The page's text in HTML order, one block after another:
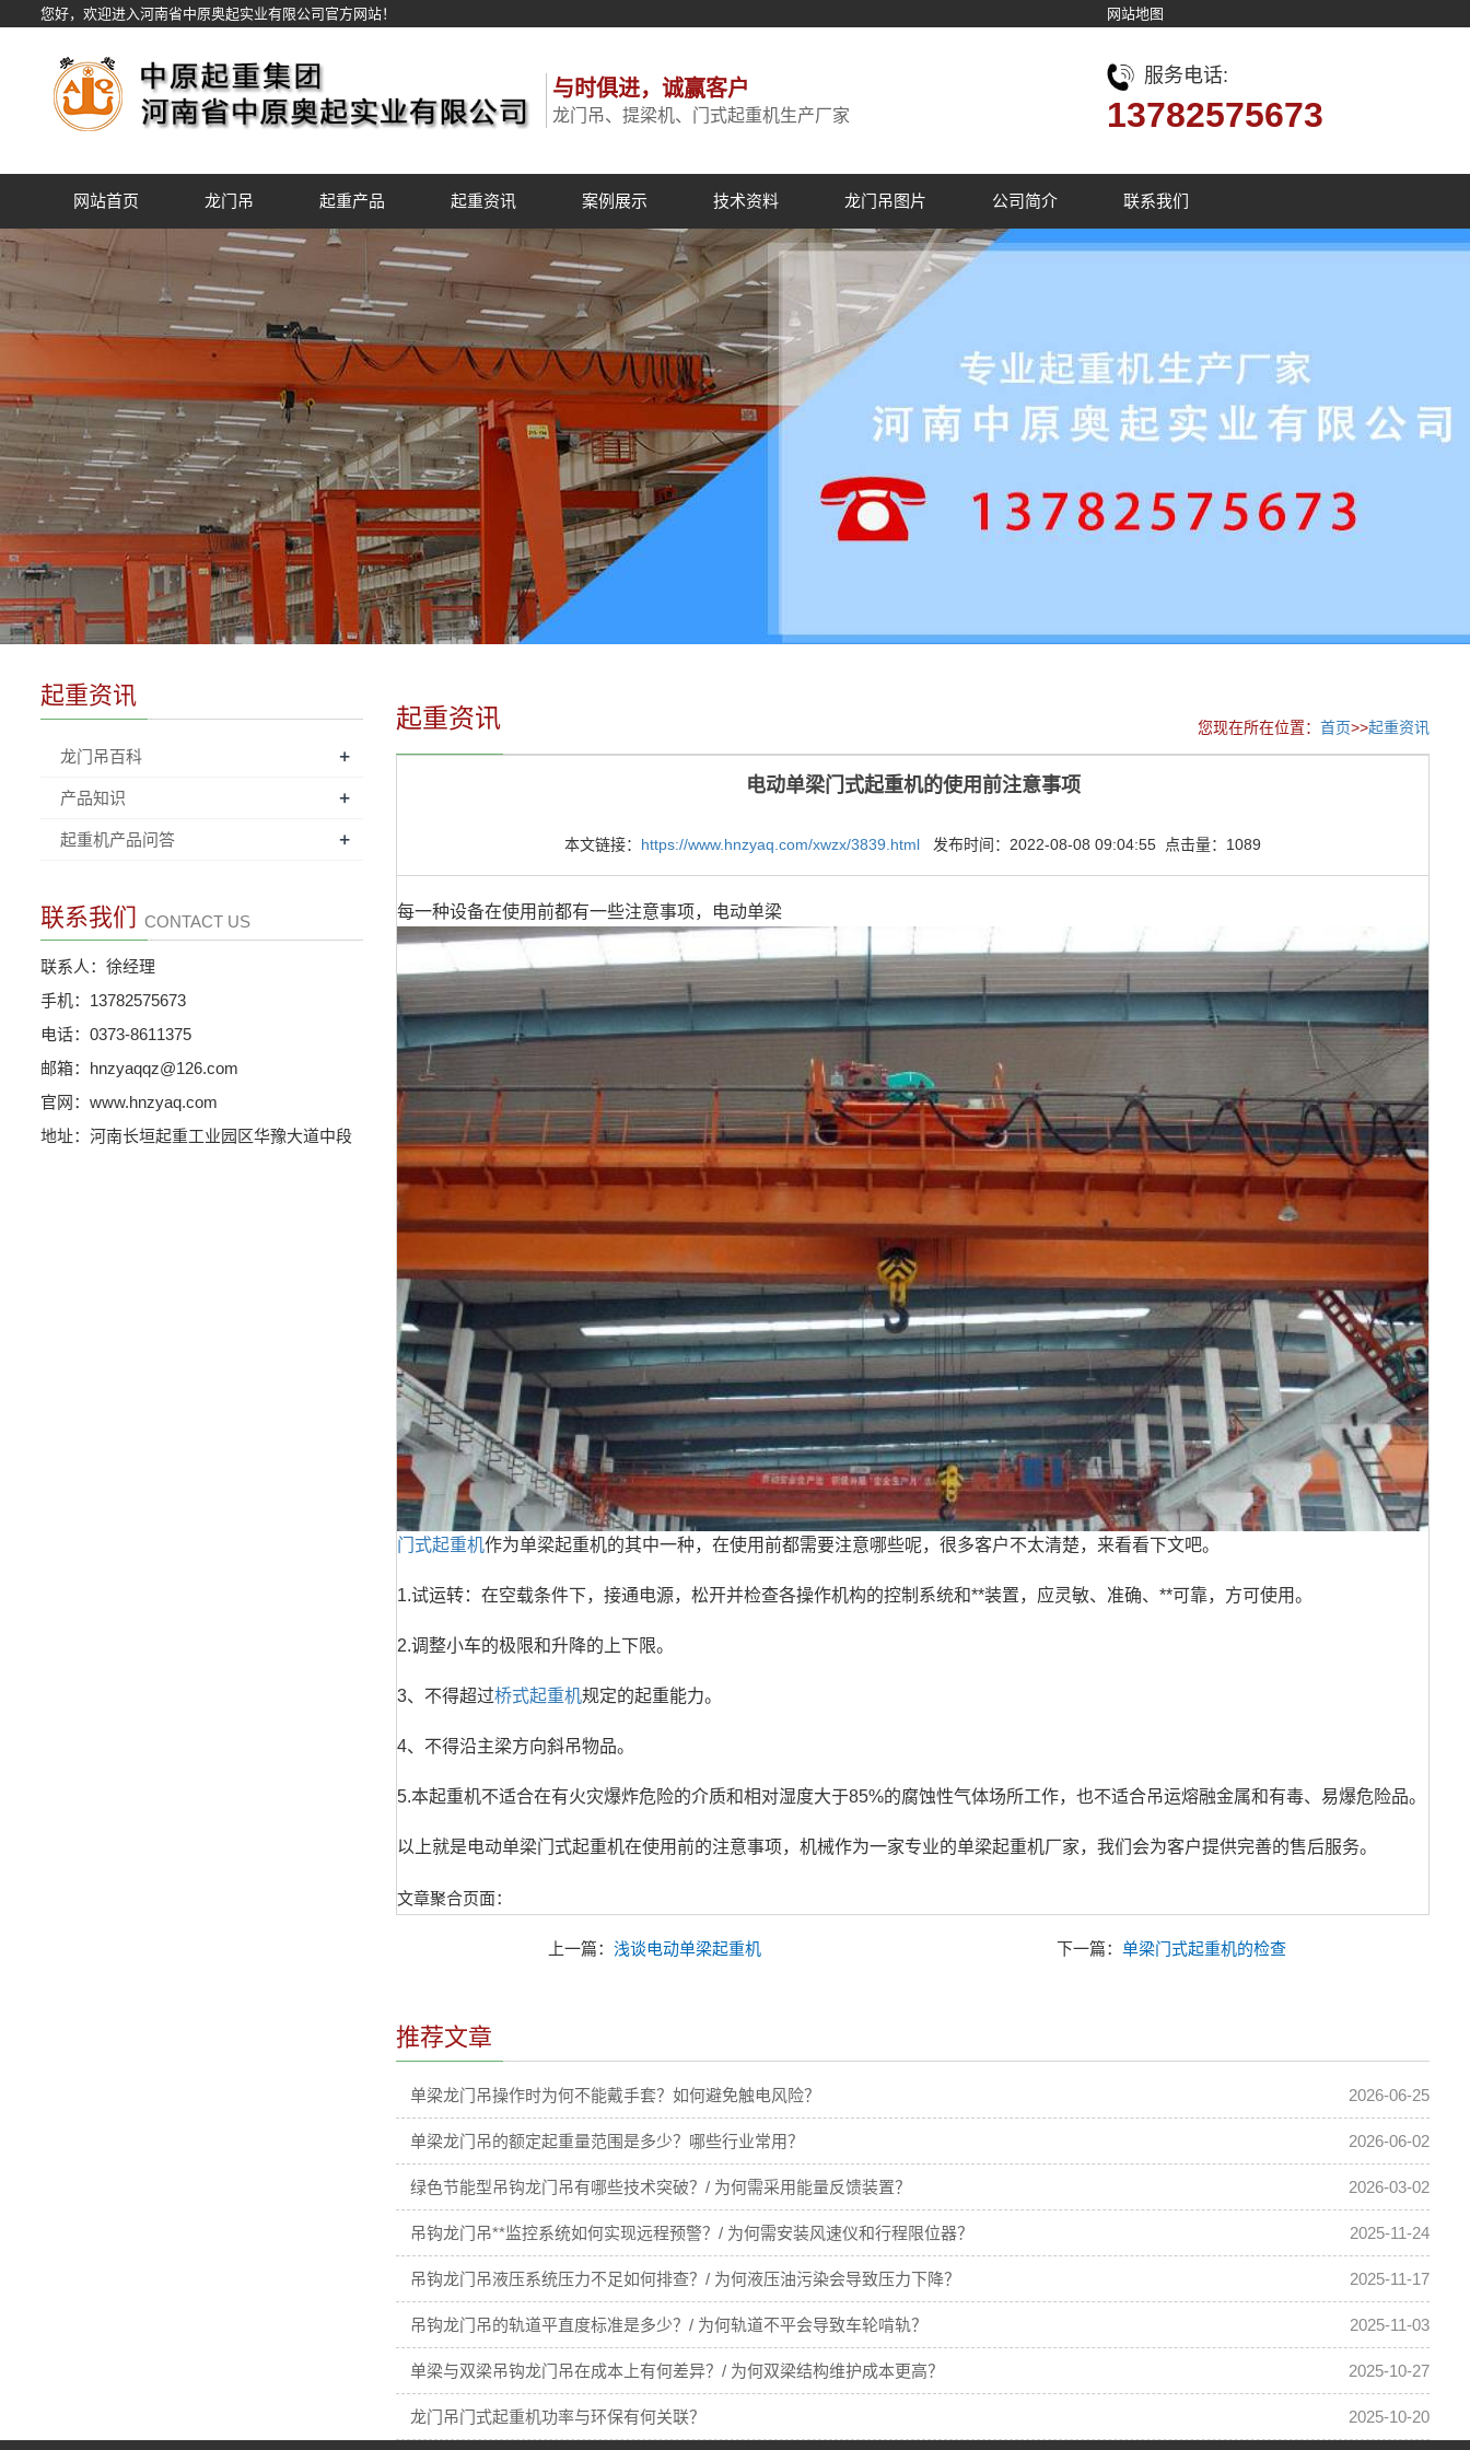
您好，欢迎进入河南省中原奥起实业有限公司官方网站！ 网站地图
与时俱进，诚赢客户
龙门吊、提梁机、门式起重机生产厂家
服务电话:
13782575673
网站首页 龙门吊 起重产品 起重资讯 案例展示 技术资料 龙门吊图片 公司简介 联系我们
起重资讯 您现在所在位置： 首页>>起重资讯
电动单梁门式起重机的使用前注意事项
本文链接： https://www.hnzyaq.com/xwzx/3839.html 发布时间：2022-08-08 09:04:55 点击量：1089
每一种设备在使用前都有一些注意事项，电动单梁
门式起重机作为单梁起重机的其中一种，在使用前都需要注意哪些呢，很多客户不太清楚，来看看下文吧。
1.试运转：在空载条件下，接通电源，松开并检查各操作机构的控制系统和**装置，应灵敏、准确、**可靠，方可使用。
2.调整小车的极限和升降的上下限。
3、不得超过桥式起重机规定的起重能力。
4、不得沿主梁方向斜吊物品。
5.本起重机不适合在有火灾爆炸危险的介质和相对湿度大于85%的腐蚀性气体场所工作，也不适合吊运熔融金属和有毒、易爆危险品。
以上就是电动单梁门式起重机在使用前的注意事项，机械作为一家专业的单梁起重机厂家，我们会为客户提供完善的售后服务。
文章聚合页面：
上一篇： 浅谈电动单梁起重机 下一篇： 单梁门式起重机的检查
推荐文章
单梁龙门吊操作时为何不能戴手套？如何避免触电风险？ 2026-06-25
单梁龙门吊的额定起重量范围是多少？哪些行业常用？ 2026-06-02
绿色节能型吊钩龙门吊有哪些技术突破？/ 为何需采用能量反馈装置？ 2026-03-02
吊钩龙门吊**监控系统如何实现远程预警？/ 为何需安装风速仪和行程限位器？ 2025-11-24
吊钩龙门吊液压系统压力不足如何排查？/ 为何液压油污染会导致压力下降？ 2025-11-17
吊钩龙门吊的轨道平直度标准是多少？/ 为何轨道不平会导致车轮啃轨？ 2025-11-03
单梁与双梁吊钩龙门吊在成本上有何差异？/ 为何双梁结构维护成本更高？ 2025-10-27
龙门吊门式起重机功率与环保有何关联？ 2025-10-20
起重资讯
龙门吊百科 +
产品知识 +
起重机产品问答 +
联系我们 CONTACT US
联系人：徐经理
手机：13782575673
电话：0373-8611375
邮箱：hnzyaqqz@126.com
官网：www.hnzyaq.com
地址：河南长垣起重工业园区华豫大道中段